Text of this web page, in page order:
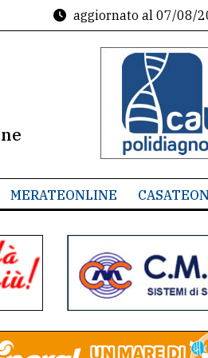
aggiornato al 07/08/
MERATEONLINE